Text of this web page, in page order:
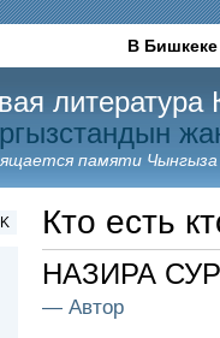
В Бишкеке
литература
памяти
Кто есть
НАЗИРА
— Автор